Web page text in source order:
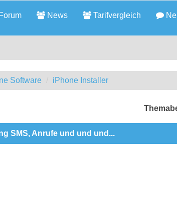
Forum News Tarifvergleich
Software iPhone Installer
SMS, Anrufe und und und...